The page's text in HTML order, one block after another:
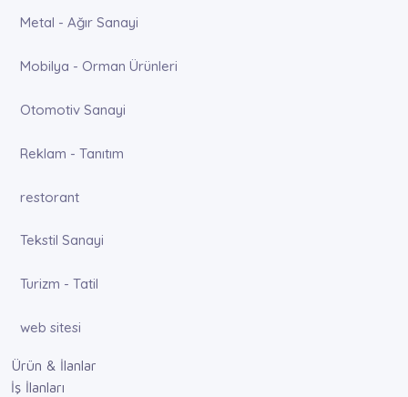
Metal - Ağır Sanayi
Mobilya - Orman Ürünleri
Otomotiv Sanayi
Reklam - Tanıtım
restorant
Tekstil Sanayi
Turizm - Tatil
web sitesi
Ürün & İlanlar
İş İlanları